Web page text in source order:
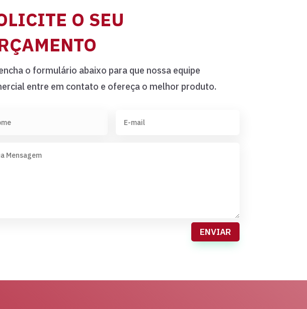
O SEU
o formulário abaixo para que nossa equipe
entre em contato e ofereça o melhor produto.
ENVIAR